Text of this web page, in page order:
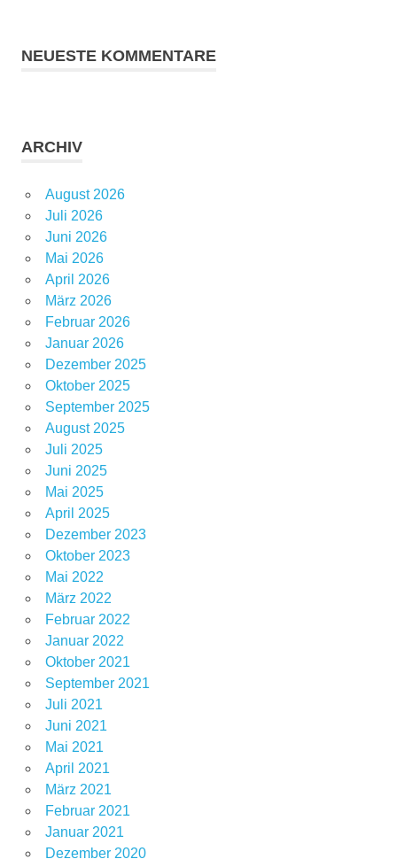
NEUESTE KOMMENTARE
ARCHIV
August 2026
Juli 2026
Juni 2026
Mai 2026
April 2026
März 2026
Februar 2026
Januar 2026
Dezember 2025
Oktober 2025
September 2025
August 2025
Juli 2025
Juni 2025
Mai 2025
April 2025
Dezember 2023
Oktober 2023
Mai 2022
März 2022
Februar 2022
Januar 2022
Oktober 2021
September 2021
Juli 2021
Juni 2021
Mai 2021
April 2021
März 2021
Februar 2021
Januar 2021
Dezember 2020